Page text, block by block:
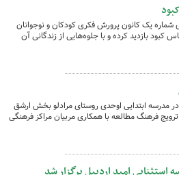
یک کانون پرورش فکری کودکان و نوجوانان
اولیا، روز سه‌شنبه ۲۷ آبان ۱۴۰۴ از نمایشگاه یاس کبود بازدید کرده و با جلوه‌هایی از زندگانی آن
استان اردبیل در مدرسه ابتدایی اوحدی روستای مرادلو بخش ارشق
فرهنگ مطالعه با همکاری مربیان مراکز فرهنگی